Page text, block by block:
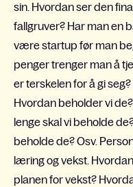
sin. Hvordan ser den
fallgruver? Har man en
være startup før man
penger trenger man å
er terskelen for å gi
Hvordan beholder vi
lenge skal vi beholde
beholde de? Osv.
læring og vekst.
planen for vekst?